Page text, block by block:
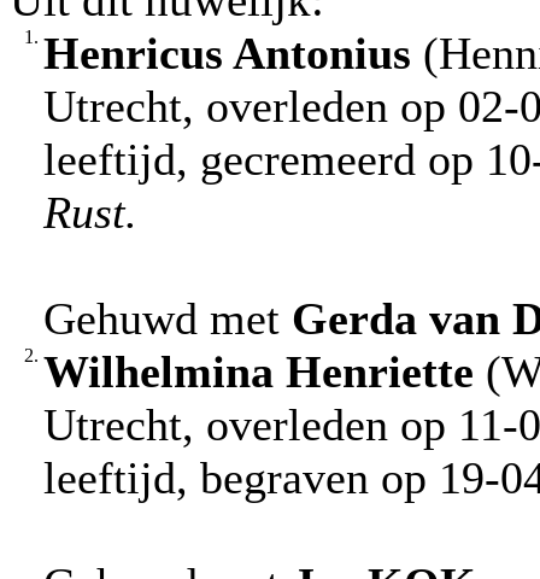
1. Henricus Antonius
Utrecht, overleden op 02-
leeftijd, gecremeerd op
Rust.
Gehuwd met Gerda van
2. Wilhelmina Henriette
Utrecht, overleden op
leeftijd, begraven op 19-